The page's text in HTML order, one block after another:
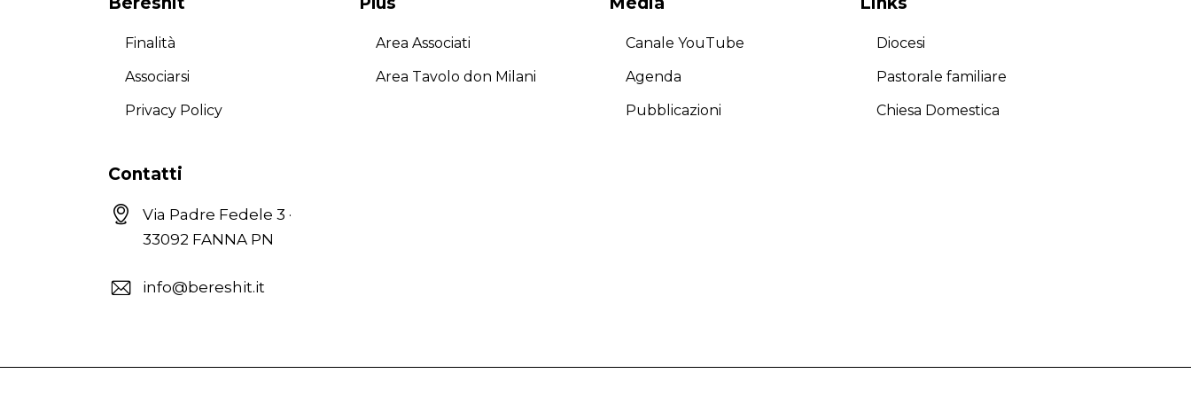
Finalità
Associarsi
Privacy Policy
Area Associati
Area Tavolo don Milani
Canale YouTube
Agenda
Pubblicazioni
Diocesi
Pastorale familiare
Chiesa Domestica
Contatti
Via Padre Fedele 3 ·
33092 FANNA PN
info@bereshit.it